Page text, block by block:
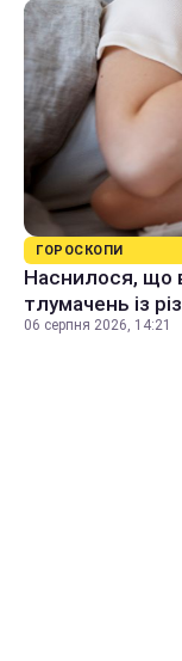
ГОРОСКОПИ
Наснилося, що
тлумачень із
06 серпня 2026, 14:21